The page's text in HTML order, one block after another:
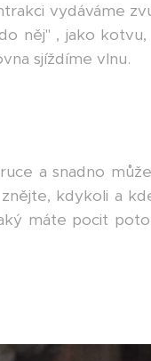
vydáváme
něj" , jako
sjíždíme vlnu.
a snadno
kdykoli a
máte pocit